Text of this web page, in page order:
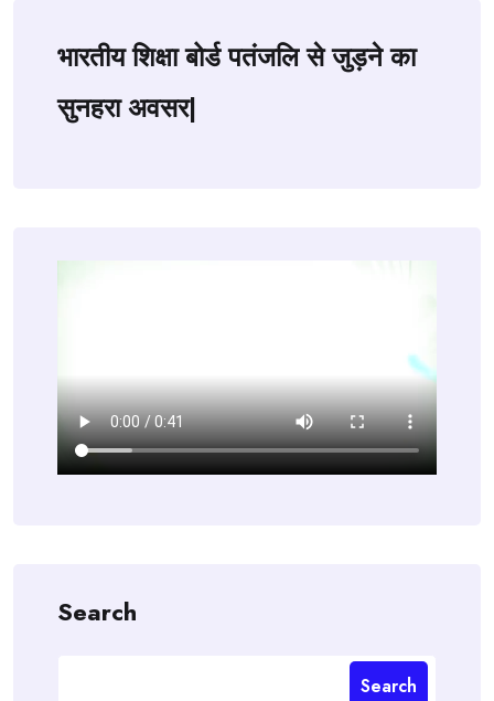
भारतीय शिक्षा बोर्ड पतंजलि से जुड़ने का
सुनहरा अवसर|
Search
Search